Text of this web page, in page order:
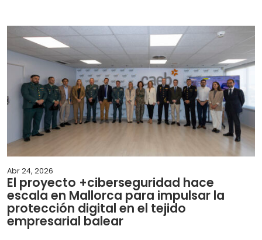
Abr 24, 2026
El proyecto +ciberseguridad hace
escala en Mallorca para impulsar la
protección digital en el tejido
empresarial balear